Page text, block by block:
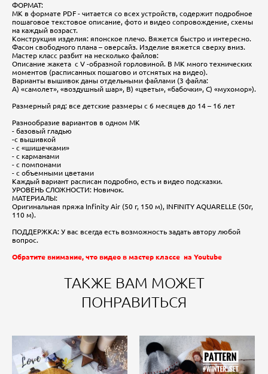
ФОРМАТ:
МК в формате PDF - читается со всех устройств, содержит подробное
пошаговое текстовое описание, фото и видео сопровождение, схемы
на каждый возраст.
Конструкция изделия: японское плечо. Вяжется быстро и интересно.
Фасон свободного плана – оверсайз. Изделие вяжется сверху вниз.
Мастер класс разбит на несколько файлов:
Описание жакета с V -образной горловиной. В МК много технических
моментов (расписанных пошагово и отснятых на видео).
Варианты вышивок даны отдельными файлами (3 файла:
А) «самолет», «воздушный шар», В) «цветы», «бабочки», С) «мухомор»).
Размерный ряд: все детские размеры с 6 месяцев до 14 – 16 лет
Разнообразие вариантов в одном МК
- базовый гладью
-с вышивкой
- с «шишечками»
- с карманами
- с помпонами
- с объемными цветами
Каждый вариант расписан подробно, есть и видео подсказки.
УРОВЕНЬ СЛОЖНОСТИ: Новичок.
МАТЕРИАЛЫ:
Оригинальная пряжа Infinity Air (50 г, 150 м), INFINITY AQUARELLE (50г,
110 м).
ПОДДЕРЖКА: У вас всегда есть возможность задать автору любой
вопрос.
Обратите внимание, что видео в мастер классе на Youtube
ТАКЖЕ ВАМ МОЖЕТ
ПОНРАВИТЬСЯ